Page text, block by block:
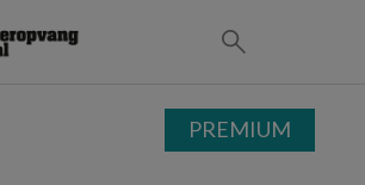
PREMIUM